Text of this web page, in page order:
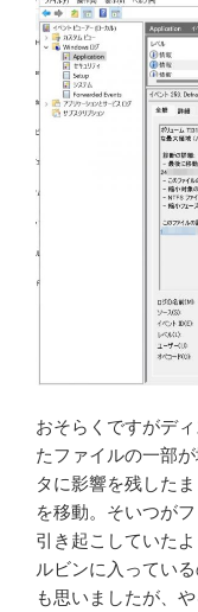
おそらくですがデ
たファイルの一部
タに影響を残した
を移動。そいつが
引き起こしていた
ルビンに入ってい
も思いましたが、